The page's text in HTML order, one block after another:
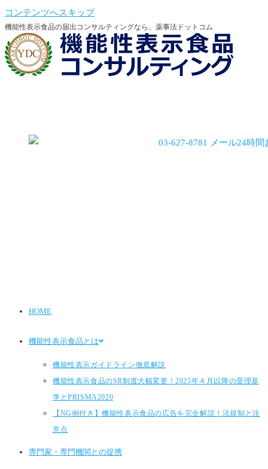
コンテンツへスキップ
機能性表示食品の届出コンサルティングなら、薬事法ドットコム
HOME
機能性表示食品とは
機能性表示ガイドライン徹底解説
機能性表示食品のSR制度大幅変更！2025年４月以降の受理基
準とPRISMA2020
【NG例付き】機能性表示食品の広告を完全解説！法規制と注
意点
専門家・専門機関との提携